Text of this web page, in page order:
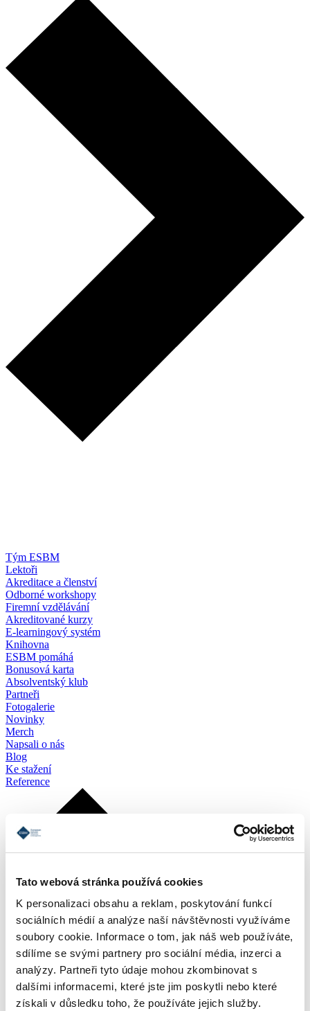
Tato webová stránka používá cookies
K personalizaci obsahu a reklam, poskytování funkcí
sociálních médií a analýze naší návštěvnosti využíváme
soubory cookie. Informace o tom, jak náš web používáte,
sdílíme se svými partnery pro sociální média, inzerci a
analýzy. Partneři tyto údaje mohou zkombinovat s
dalšími informacemi, které jste jim poskytli nebo které
získali v důsledku toho, že používáte jejich služby.
Tým ESBM
Lektoři
Akreditace a členství
Odborné workshopy
Firemní vzdělávání
Akreditované kurzy
E-learningový systém
Knihovna
ESBM pomáhá
Bonusová karta
Absolventský klub
Partneři
Fotogalerie
Novinky
Merch
Napsali o nás
Blog
Ke stažení
Reference